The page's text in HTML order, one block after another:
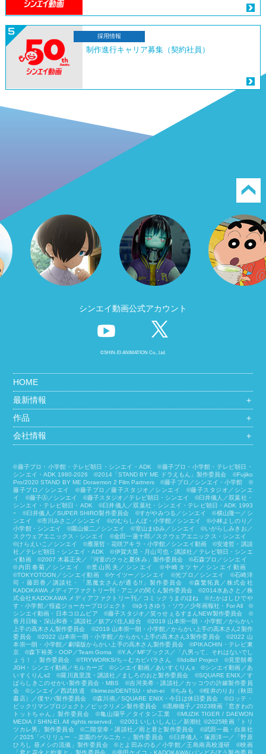
採用情報
制作進行キャリア募集（契約社員）
シンエイ動画公式アカウント
©SHIN-EI ANIMATION Co., Ltd.
HOME
最新情報
＋
作品
＋
会社情報
＋
©藤子プロ・小学館・テレビ朝日・シンエイ・ADK ©藤子プロ・小学館・テレビ朝日・
シンエイ・ADK 1980-2026 ©2014「STAND BY ME ドラえもん」製作委員会 ©Fujiko
Pro/2020 STAND BY ME Doraemon 2 Film Partners ©藤子プロ／シンエイ・小学館 ©
藤子プロ／シンエイ ©藤子プロ／藤子スタジオ／シンエイ ©藤子スタジオ／シンエ
イ ©藤子Ⓐ／シンエイ ©藤子スタジオ／テレビ朝日・シンエイ ©臼井儀人／双葉社・
シンエイ・テレビ朝日・ADK ©臼井儀人／双葉社・シンエイ・テレビ朝日・ADK 1993
ｰ ©臼井儀人／SUPER SHIRO製作委員会 ©すがやみつる／シンエイ ©横山隆一／シ
ンエイ ©市川みさこ／シンエイ ©のむらしんぼ・小学館／シンエイ ©小林よしのり／
小学館・シンエイ ©園山俊二／シンエイ ©室山まゆみ／シンエイ ©いがらしみきお／
スクウェアエニックス・シンエイ ©金田一蓮十郎／スクウェアエニックス・シンエイ
©けらえいこ／シンエイ ©雁屋哲・花咲アキラ・小学館／シンエイ動画 ©安達哲・講談
社／テレビ朝日・シンエイ・ADK ©伊賀大晃・月山可也・講談社／テレビ朝日・シンエ
イ動画 ©2007 木暮正夫／「河童のクゥと夏休み」製作委員会 ©石森プロ／シンエイ
©内田春菊／シンエイ ©景山民夫／シンエイ ©中崎タツヤ／シンエイ動画
©︎TOKYOTOON／シンエイ動画 ©ケイツー／シンエイ ©光プロ／シンエイ ©石崎洋
司・藤田香／講談社・「黒魔女さんが通る!!」製作委員会 ©森繁拓真／株式会社
KADOKAWA メディアファクトリー刊・アニメの関くん製作委員会 ©2014水あさと／株
式会社KADOKAWA メディアファクトリー刊／コミックうまのほね ©たかはしひでや
す・小学館／怪盗ジョーカープロジェクト ©ゆうきゆう・ソウ／少年画報社・For All ©
シンエイ動画・日本コロムビア ©藤子スタジオ／笑ゥせぇるすまんNEW製作委員会 ©
香月日輪・深山和香・講談社／妖アパ住人組合 ©2018 山本崇一朗・小学館／からかい
上手の高木さん製作委員会 ©2019 山本崇一朗・小学館／からかい上手の高木さん2製作
委員会 ©2022 山本崇一朗・小学館／からかい上手の高木さん3製作委員会 ©2022 山
本崇一朗・小学館／劇場版からかい上手の高木さん製作委員会 ©PIKACHIN・テレビ東
京 ©森下裕美・OOP／Team Goma ©Y.A／MFブックス／「八男って、それはないでし
ょう！ 」製作委員会 ©TRYWORKS/ち～むカピバラさん ©︎Idolls! Project ©見里朝希
JGH・シンエイ動画／モルカーズ ©シンエイ動画／あいすくりんs ©シンエイ動画／あ
いすくりんs2 ©羅川真里茂・講談社／ましろのおと製作委員会 ©SQUARE ENIX／す
ばらしきこのせかい製作委員会・MBS ©吉河美希・講談社／カッコウの許嫁製作委員
会 ©シンエイ／西武鉄道 ©kimezo/DENTSU・shin-ei ©ちみも ©桜井のりお（秋田
書店）／僕ヤバ製作委員会 ©森川侑／SQUARE ENIX・今日は休日委員会 ©ロッテ・
ビックリマンプロジェクト／ビックリメン製作委員会 ©黒柳徹子／2023映画「窓ぎわの
トットちゃん」製作委員会 ©亀山陽平／タイタン工業 ©MUZIK TIGER / DAEWON
MEDIA / SHIN-EI. All rights reserved. ©2001 いしいしんじ／新潮社 ©2025映画「トリ
ツカレ男」製作委員会 ©二階堂幸・講談社／雨と君と製作委員会 ©武田一義・白泉社
／2025「ペリリュー －楽園のゲルニカ－」製作委員会 ©臼井儀人・塚原洋一／「野原
ひろし 昼メシの流儀」製作委員会 ©とよ田みのる／小学館／王島南高校漫研 ©映画
「君と花火と約束と」製作委員会 ©柴⽥ケイコ・KADOKAWA/パンどろぼう製作委員